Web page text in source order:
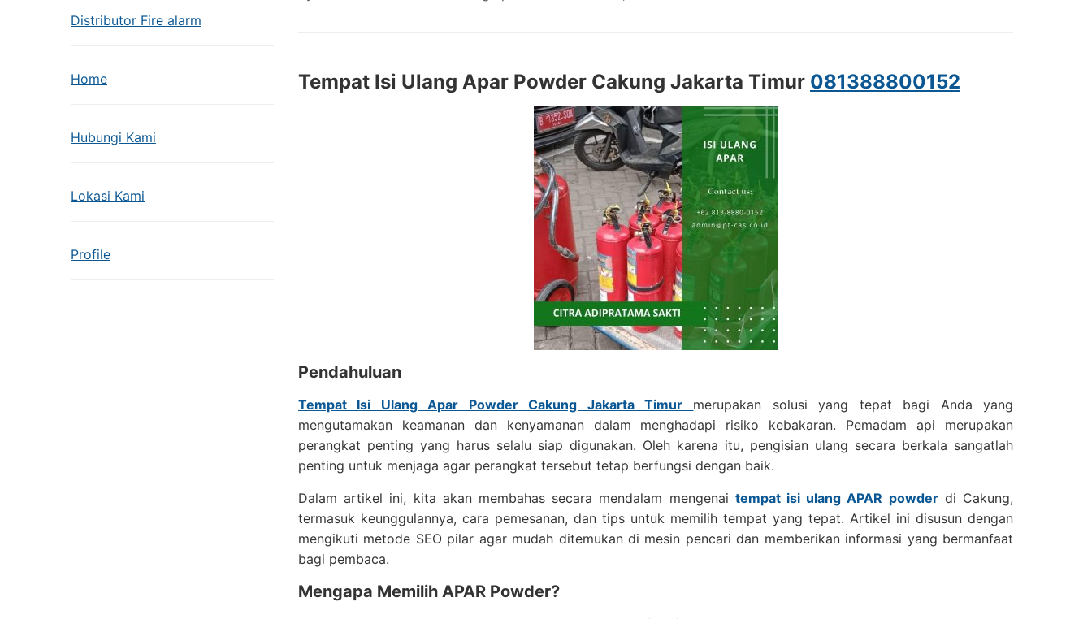
Distributor Fire alarm
Home
Hubungi Kami
Lokasi Kami
Profile
Tempat Isi Ulang Apar Powder Cakung Jakarta Timur 081388800152
Pendahuluan
Tempat Isi Ulang Apar Powder Cakung Jakarta Timur
merupakan solusi yang tepat bagi Anda yang
mengutamakan keamanan dan kenyamanan dalam menghadapi risiko kebakaran. Pemadam api merupakan
perangkat penting yang harus selalu siap digunakan. Oleh karena itu, pengisian ulang secara berkala sangatlah
penting untuk menjaga agar perangkat tersebut tetap berfungsi dengan baik.
Dalam artikel ini, kita akan membahas secara mendalam mengenai tempat isi ulang APAR powderdi Cakung,
termasuk keunggulannya, cara pemesanan, dan tips untuk memilih tempat yang tepat. Artikel ini disusun dengan
mengikuti metode SEO pilar agar mudah ditemukan di mesin pencari dan memberikan informasi yang bermanfaat
bagi pembaca.
Mengapa Memilih APAR Powder?